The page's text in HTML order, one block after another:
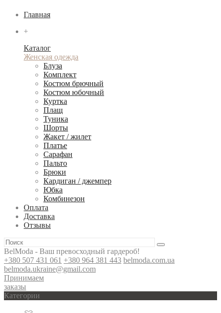
Главная
+
Каталог
Женская одежда
Блуза
Комплект
Костюм брючный
Костюм юбочный
Куртка
Плащ
Туника
Шорты
Жакет / жилет
Платье
Сарафан
Пальто
Брюки
Кардиган / джемпер
Юбка
Комбинезон
Оплата
Доставка
Отзывы
BelModa - Ваш превосходный гардероб!
+380 507 431 061 +380 964 381 443 belmoda.com.ua
belmoda.ukraine@gmail.com
Принимаем
заказы
Категории